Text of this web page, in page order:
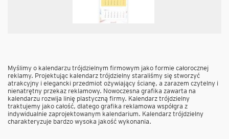
Myślimy o kalendarzu trójdzielnym firmowym jako formie całorocznej
reklamy. Projektując kalendarz trójdzielny staraliśmy się stworzyć
atrakcyjny i elegancki przedmiot ożywiający ścianę, a zarazem czytelny i
nienatrętny przekaz reklamowy. Nowoczesna grafika zawarta na
kalendarzu rozwija linię plastyczną firmy. Kalendarz trójdzielny
traktujemy jako całość, dlatego grafika reklamowa współgra z
indywidualnie zaprojektowanym kalendarium. Kalendarz trójdzielny
charakteryzuje bardzo wysoka jakość wykonania.